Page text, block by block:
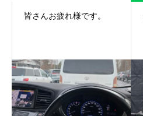
皆さんお疲れ様です。